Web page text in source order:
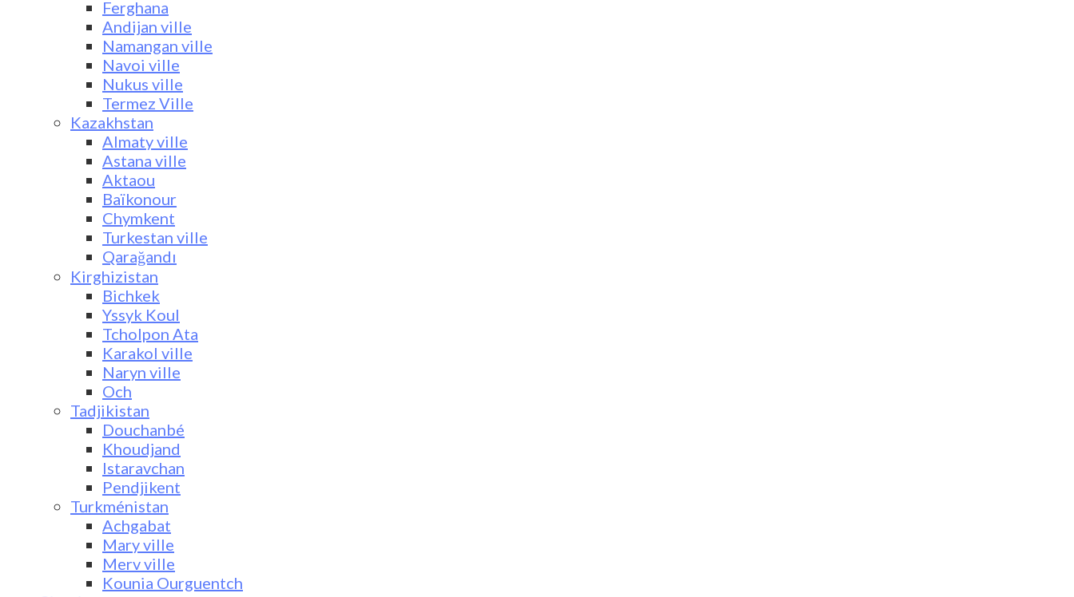
Ferghana
Andijan ville
Namangan ville
Navoi ville
Nukus ville
Termez Ville
Kazakhstan
Almaty ville
Astana ville
Aktaou
Baïkonour
Chymkent
Turkestan ville
Qarağandı
Kirghizistan
Bichkek
Yssyk Koul
Tcholpon Ata
Karakol ville
Naryn ville
Och
Tadjikistan
Douchanbé
Khoudjand
Istaravchan
Pendjikent
Turkménistan
Achgabat
Mary ville
Merv ville
Kounia Ourguentch